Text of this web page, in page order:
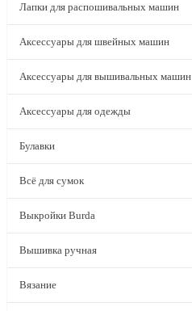
Лапки для распошивальных машин
Аксессуары для швейных машин
Аксессуары для вышивальных машин
Аксессуары для одежды
Булавки
Всё для сумок
Выкройки Burda
Вышивка ручная
Вязание